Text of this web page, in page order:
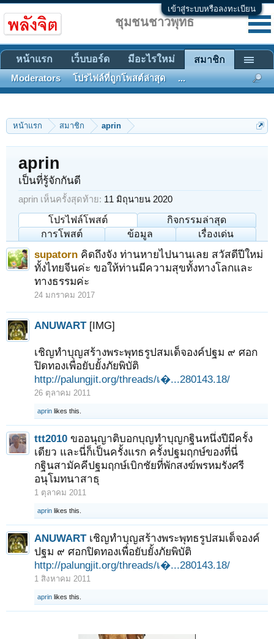
เข้าสู่ระบบหรือลงทะเบียน
หน้าแรก สมาชิก aprin
aprin
เป็นที่รู้จักกันดี
aprin เห็นครั้งสุดท้าย: 11 มิถุนายน 2020
โปรไฟล์โพสต์
กิจกรรมล่าสุด
การโพสต์
ข้อมูล เรื่องเด่น
supatorn คิดถึงจัง ท่านหายไปนานเลย สวัสดีปีใหม่
ทั้งไทยจีนค่ะ ขอให้ท่านมีความสุขทั้งทางโลกและ
ทางธรรมค่ะ
24 มกราคม 2017
ANUWART [IMG]
เชิญทำบุญสร้างพระพุทธรูปสมเด็จองค์ปฐม ๙ ศอก
ปิดทองเพื่อยับยั้งภัยพิบัติ
http://palungjit.org/threads/เ�...280143.18/
26 ตุลาคม 2011
aprin likes this.
ttt2010 ขออนุญาติบอกบุญทำบุญกฐินหนึ่งปีมีครั้ง
เดียว และนี่ก็เป็นครั้งแรก ครั้งปฐมฤกษ์ของที่นี่
กฐินสามัคคีปฐมฤกษ์เบิกชัยที่พักสงฆ์พรหมรังศรี
อนุโมทนาสาธุ
1 ตุลาคม 2011
aprin likes this.
ANUWART เชิญทำบุญสร้างพระพุทธรูปสมเด็จองค์
ปฐม ๙ ศอกปิดทองเพื่อยับยั้งภัยพิบัติ
http://palungjit.org/threads/เ�...280143.18/
1 สิงหาคม 2011
aprin likes this.
ชุมชนชาวพุทธ
หน้าแรก เว็บบอร์ด มีอะไรใหม่ สมาชิก
Moderators โปรไฟล์ที่ถูกโพสต์ล่าสุด ...